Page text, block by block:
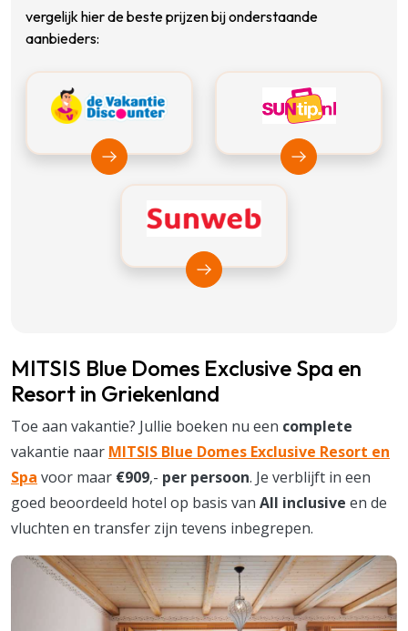
vergelijk hier de beste prijzen bij onderstaande
aanbieders:
Bekijk Vakantiediscounter Bekijk Suntip
Bekijk Sunweb
MITSIS Blue Domes Exclusive Spa en
Resort in Griekenland
Toe aan vakantie? Jullie boeken nu een complete
vakantie naar MITSIS Blue Domes Exclusive Resort en
Spa voor maar €909,- per persoon. Je verblijft in een
goed beoordeeld hotel op basis van All inclusive en de
vluchten en transfer zijn tevens inbegrepen.